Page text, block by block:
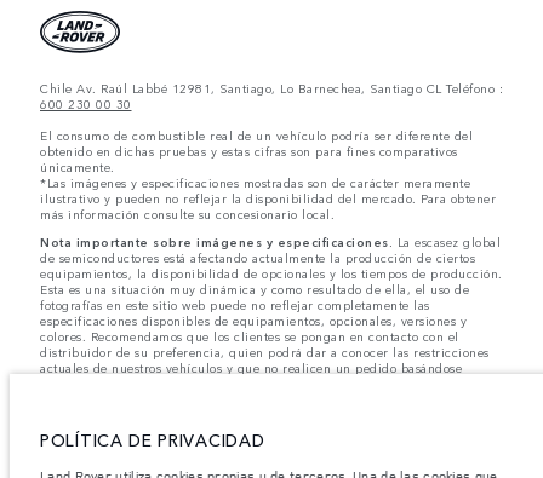
Chile Av. Raúl Labbé 12981, Santiago, Lo Barnechea, Santiago CL Teléfono :
600 230 00 30
El consumo de combustible real de un vehículo podría ser diferente del
obtenido en dichas pruebas y estas cifras son para fines comparativos
únicamente.
*Las imágenes y especificaciones mostradas son de carácter meramente
ilustrativo y pueden no reflejar la disponibilidad del mercado. Para obtener
más información consulte su concesionario local.
Nota importante sobre imágenes y especificaciones. La escasez global
de semiconductores está afectando actualmente la producción de ciertos
equipamientos, la disponibilidad de opcionales y los tiempos de producción.
Esta es una situación muy dinámica y como resultado de ella, el uso de
fotografías en este sitio web puede no reflejar completamente las
especificaciones disponibles de equipamientos, opcionales, versiones y
colores. Recomendamos que los clientes se pongan en contacto con el
distribuidor de su preferencia, quien podrá dar a conocer las restricciones
actuales de nuestros vehículos y que no realicen un pedido basándose
las especificaciones, el diseño y la producción de sus vehículos, piezas y
accesorios, por lo que se producen modificaciones de forma continua y sin
POLÍTICA DE PRIVACIDAD